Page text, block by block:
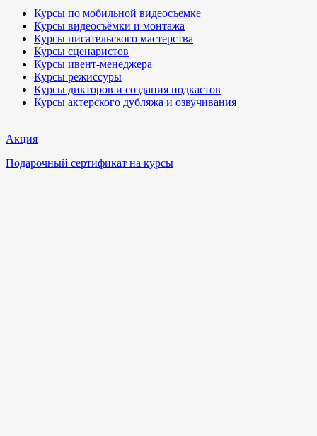
Курсы по мобильной видеосъемке
Курсы видеосъёмки и монтажа
Курсы писательского мастерства
Курсы сценаристов
Курсы ивент-менеджера
Курсы режиссуры
Курсы дикторов и создания подкастов
Курсы актерского дубляжа и озвучивания
Акция
Подарочный сертификат на курсы